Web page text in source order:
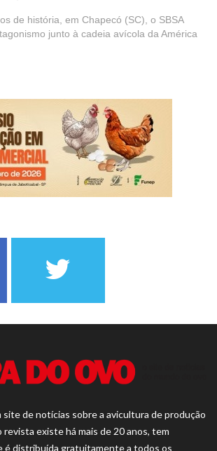
de história, em Chapecó (SC), o SBSA
junto à cadeia avícola da América
site de notícias sobre a avicultura de produção
existe há mais de 20 anos, tem
é distribuída gratuitamente a todos os